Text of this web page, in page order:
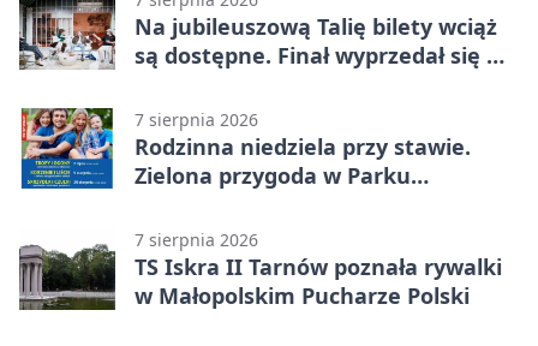
Na jubileuszową Talię bilety wciąż
są dostępne. Finał wyprzedał się w
7 sierpnia 2026
Rodzinna niedziela przy stawie.
Zielona przygoda w Parku
7 sierpnia 2026
TS Iskra II Tarnów poznała rywalki
w Małopolskim Pucharze Polski